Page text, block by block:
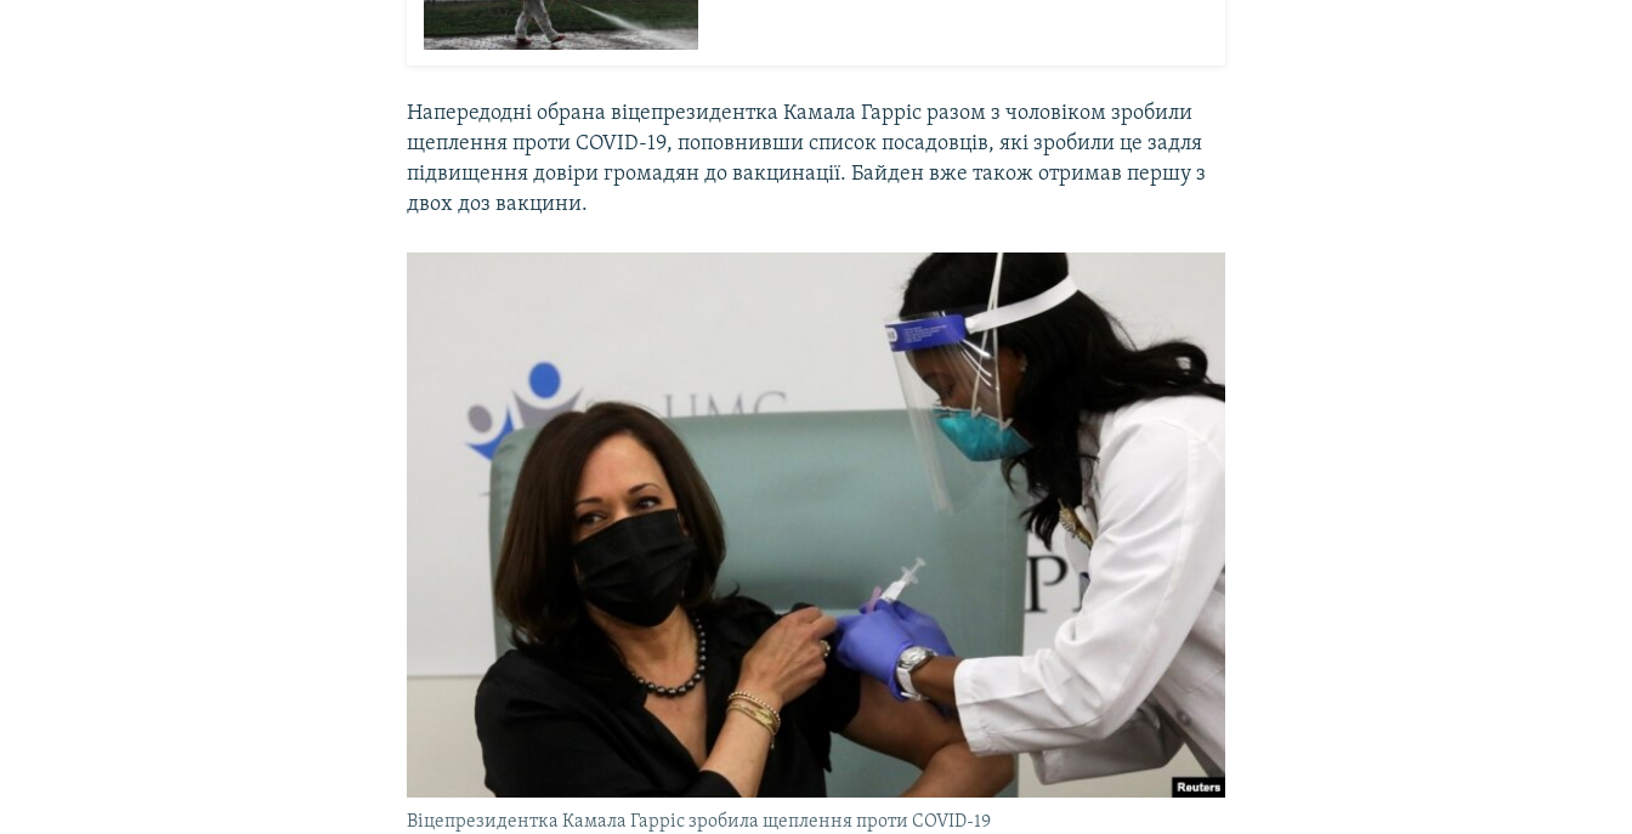
Напередодні обрана віцепрезидентка Камала Гарріс разом з чоловіком зробили
щеплення проти COVID-19, поповнивши список посадовців, які зробили це задля
підвищення довіри громадян до вакцинації. Байден вже також отримав першу з
двох доз вакцини.
Віцепрезидентка Камала Гарріс зробила щеплення проти COVID-19